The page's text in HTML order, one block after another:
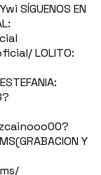
SÍGUENOS EN
LOLITO:
Y